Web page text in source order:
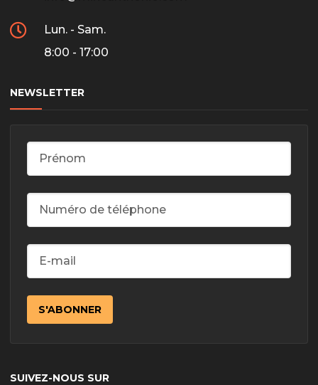
Lun. - Sam.
8:00 - 17:00
NEWSLETTER
SUIVEZ-NOUS SUR